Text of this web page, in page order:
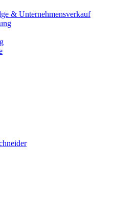
& Unternehmensverkauf